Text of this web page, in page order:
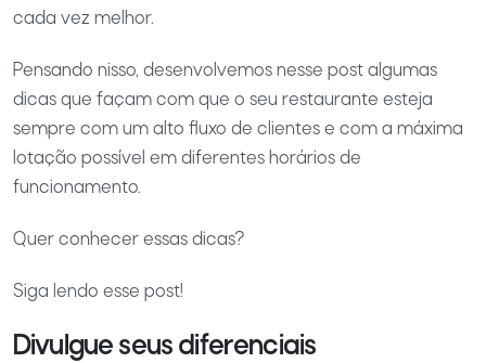
cada vez melhor.
Pensando nisso, desenvolvemos nesse post algumas
dicas que façam com que o seu restaurante esteja
sempre com um alto fluxo de clientes e com a máxima
lotação possível em diferentes horários de
funcionamento.
Quer conhecer essas dicas?
Siga lendo esse post!
Divulgue seus diferenciais